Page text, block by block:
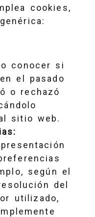
cookies,
conocer si
el pasado
o rechazó
sitio web.
según el
del
utilizado,